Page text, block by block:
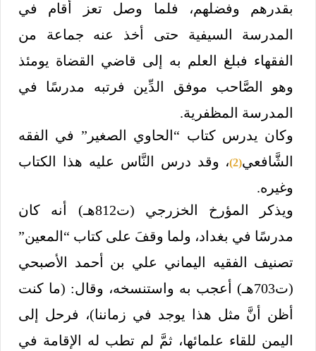
بقدرهم وفضلهم، فلما وصل تعز أقام في
المدرسة السيفية حتى أخذ عنه جماعة من
الفقهاء فبلغ العلم به إلى قاضي القضاة يومئذ
وهو الصَّاحب موفق الدِّين فرتبه مدرسًا في
المدرسة المظفرية.
وكان يدرس كتاب “الحاوي الصغير” في الفقه
الشَّافعي(2)
، وقد درس النَّاس عليه هذا الكتاب
وغيره.
ويذكر المؤرخ الخزرجي (ت812هـ) أنه كان
مدرسًا في بغداد، ولما وقفَ على كتاب “المعين”
تصنيف الفقيه اليماني علي بن أحمد الأصبحي
(ت703هـ) أعجب به واستنسخه، وقال: (ما كنت
أظن أنَّ مثل هذا يوجد في زماننا)، فرحل إلى
اليمن للقاء علمائها، ثمَّ لم تطب له الإقامة في